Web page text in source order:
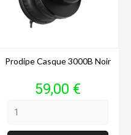
Prodipe Casque 3000B Noir
Prix
59,00 €